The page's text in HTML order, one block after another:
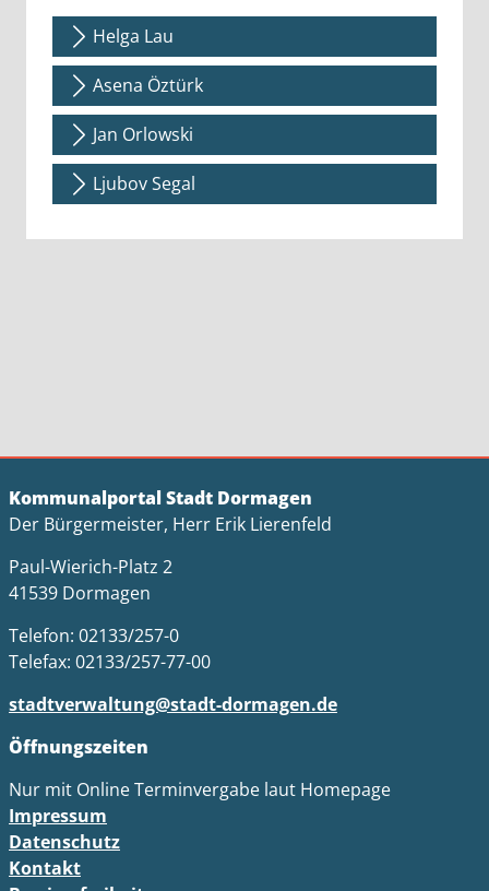
Helga Lau
Asena Öztürk
Jan Orlowski
Ljubov Segal
Kommunalportal Stadt Dormagen
Der Bürgermeister, Herr Erik Lierenfeld
Paul-Wierich-Platz 2
41539 Dormagen
Telefon: 02133/257-0
Telefax: 02133/257-77-00
stadtverwaltung@stadt-dormagen.de
Öffnungszeiten
Nur mit Online Terminvergabe laut Homepage
Impressum
Datenschutz
Kontakt